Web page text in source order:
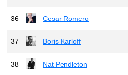
36 Cesar Romero
37 Boris Karloff
38 Nat Pendleton